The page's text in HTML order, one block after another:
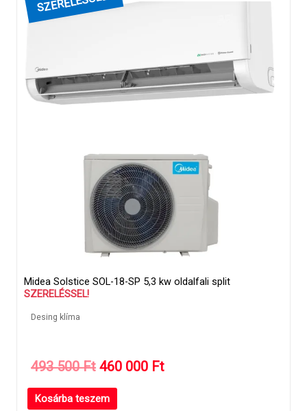
Midea Solstice SOL-18-SP 5,3 kw oldalfali split
SZERELÉSSEL!
Desing klíma
493 500Ft Original
price
was:
460 000 FtCurrent
Kosárba teszem